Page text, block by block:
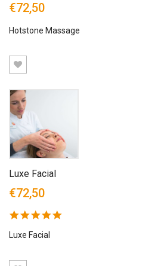
€72,50
Hotstone Massage
Luxe Facial
€72,50
Luxe Facial